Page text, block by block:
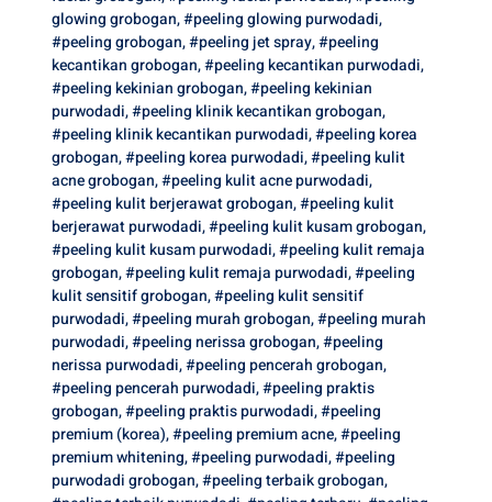
glowing grobogan,#peeling glowing purwodadi,
#peeling grobogan,#peeling jet spray,#peeling
kecantikan grobogan,#peeling kecantikan purwodadi,
#peeling kekinian grobogan,#peeling kekinian
purwodadi,#peeling klinik kecantikan grobogan,
#peeling klinik kecantikan purwodadi,#peeling korea
grobogan,#peeling korea purwodadi,#peeling kulit
acne grobogan,#peeling kulit acne purwodadi,
#peeling kulit berjerawat grobogan,#peeling kulit
berjerawat purwodadi,#peeling kulit kusam grobogan,
#peeling kulit kusam purwodadi,#peeling kulit remaja
grobogan,#peeling kulit remaja purwodadi,#peeling
kulit sensitif grobogan,#peeling kulit sensitif
purwodadi,#peeling murah grobogan,#peeling murah
purwodadi,#peeling nerissa grobogan,#peeling
nerissa purwodadi,#peeling pencerah grobogan,
#peeling pencerah purwodadi,#peeling praktis
grobogan,#peeling praktis purwodadi,#peeling
premium (korea),#peeling premium acne,#peeling
premium whitening,#peeling purwodadi,#peeling
purwodadi grobogan,#peeling terbaik grobogan,